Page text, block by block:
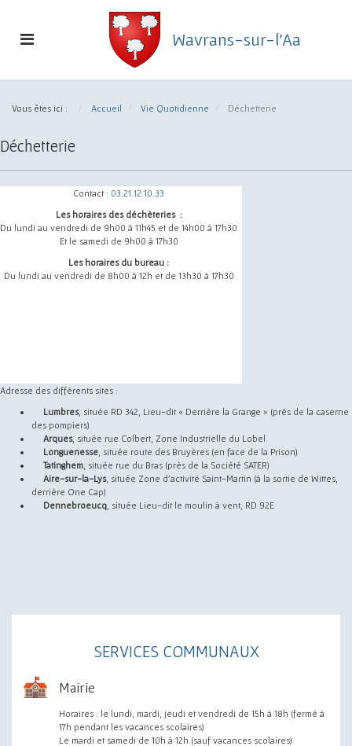
Toggle
Wavrans-sur-l'Aa
Commune
Wavrans-
sur-
l'Aa
Vous êtes ici : Accueil Vie Quotidienne Déchetterie
Déchetterie
Contact : 03.21.12.10.33
Les horaires des déchèteries :
Du lundi au vendredi de 9h00 à 11h45 et de 14h00 à 17h30
Et le samedi de 9h00 à 17h30
Les horaires du bureau :
Du lundi au vendredi de 8h00 à 12h et de 13h30 à 17h30
Adresse des différents sites :
Lumbres, située RD 342, Lieu-dit « Derrière la Grange » (près de la caserne
des pompiers)
Arques, située rue Colbert, Zone Industrielle du Lobel
Longuenesse , située route des Bruyères (en face de la Prison)
Tatinghem , située rue du Bras (près de la Société SATER)
Aire-sur-la-Lys, située Zone d’activité Saint-Martin (à la sortie de Wittes,
derrière One Cap)
Dennebroeucq , située Lieu-dit le moulin à vent, RD 92E
SERVICES COMMUNAUX
Mairie
Horaires : le lundi, mardi, jeudi et vendredi de 15h à 18h (fermé à
17h pendant les vacances scolaires)
Le mardi et samedi de 10h à 12h (sauf vacances scolaires)